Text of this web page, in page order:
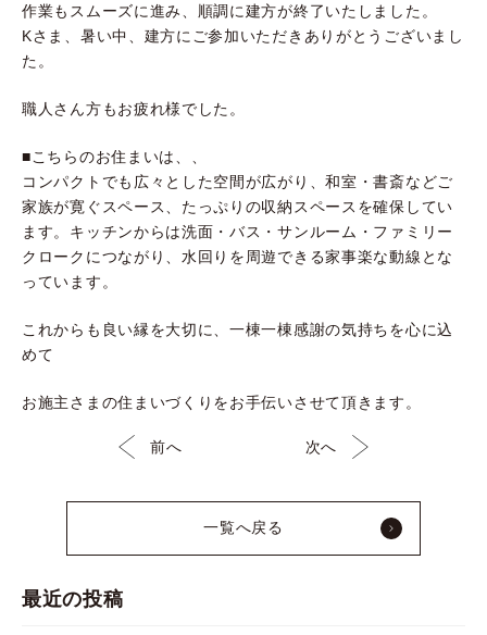
作業もスムーズに進み、順調に建方が終了いたしました。
Kさま、暑い中、建方にご参加いただきありがとうございまし
た。
職人さん方もお疲れ様でした。
■こちらのお住まいは、、
コンパクトでも広々とした空間が広がり、和室・書斎などご
家族が寛ぐスペース、たっぷりの収納スペースを確保してい
ます。キッチンからは洗面・バス・サンルーム・ファミリー
クロークにつながり、水回りを周遊できる家事楽な動線とな
っています。
これからも良い縁を大切に、一棟一棟感謝の気持ちを心に込
めて
お施主さまの住まいづくりをお手伝いさせて頂きます。
前へ
一覧へ戻る
次へ
最近の投稿